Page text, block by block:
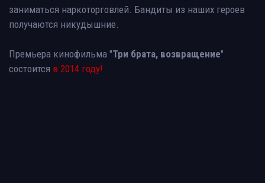
заниматься наркоторговлей. Бандиты из наших героев
получаются никудышние.
Премьера кинофильма "Три брата, возвращение"
состоится в 2014 году!